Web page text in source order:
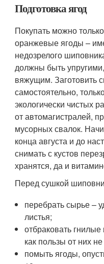
Подготовка ягод
Покупать можно
оранжевые ягоды –
недозрелого
должны быть
вяжущим. Заготовить
самостоятельно,
экологически чистых
от автомагистралей,
мусорных свалок.
конца августа и до
снимать с кустов
хранятся, да и
Перед сушкой
перебрать сырье –
листья;
отбраковать
как пользы от них
помыть ягоды,